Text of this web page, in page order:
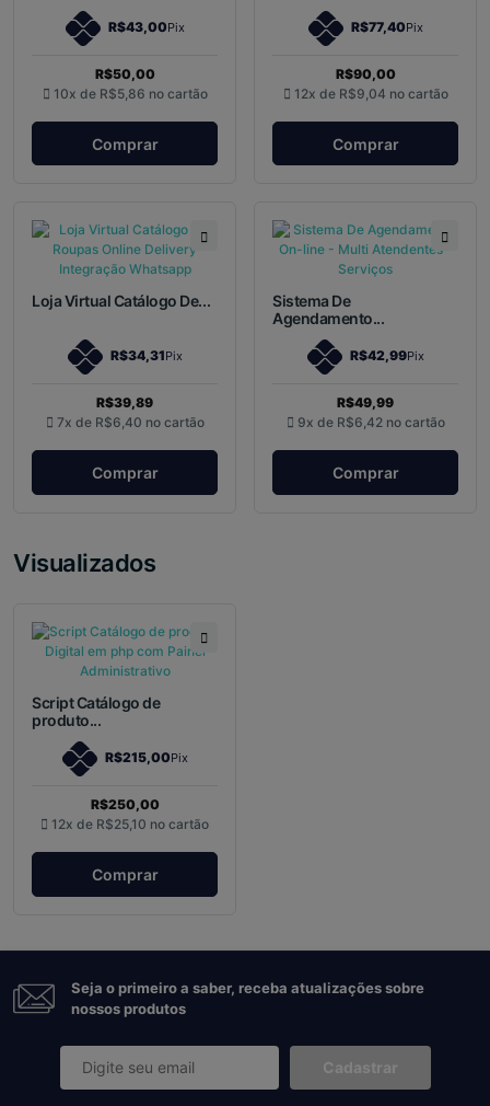
R$43,00Pix
R$50,00
10x de R$5,86 no cartão
Comprar
R$77,40Pix
R$90,00
12x de R$9,04 no cartão
Comprar
Loja Virtual Catálogo De...
R$34,31Pix
R$39,89
7x de R$6,40 no cartão
Comprar
Sistema De
Agendamento...
R$42,99Pix
R$49,99
9x de R$6,42 no cartão
Comprar
Visualizados
Script Catálogo de
produto...
R$215,00Pix
R$250,00
12x de R$25,10 no cartão
Comprar
Seja o primeiro a saber, receba atualizações sobre
nossos produtos
Cadastrar